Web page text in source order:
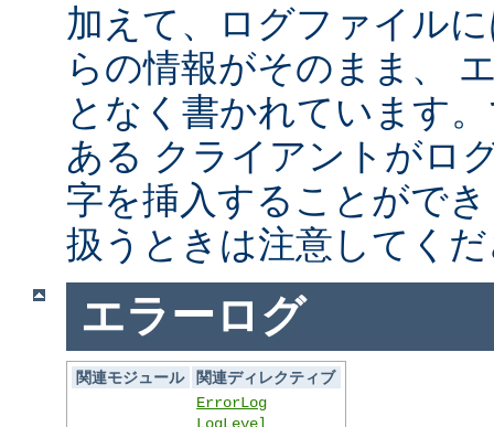
加えて、ログファイル
らの情報がそのまま、
となく書かれています
ある クライアントがロ
字を挿入することがで
扱うときは注意してく
エラーログ
関連モジュール
関連ディレクティブ
ErrorLog